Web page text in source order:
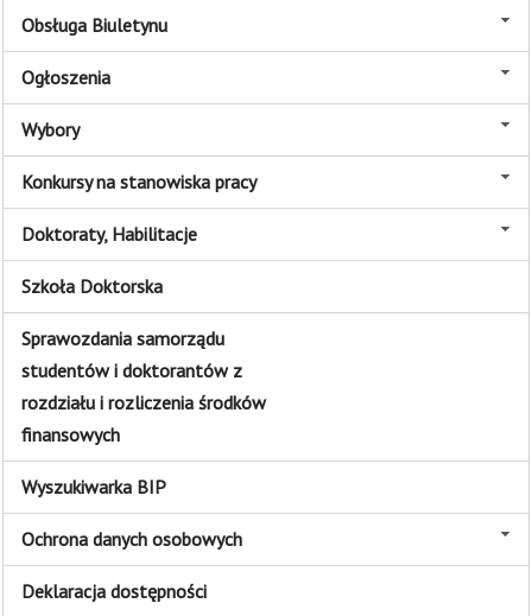
Obsługa Biuletynu
Ogłoszenia
Wybory
Konkursy na stanowiska pracy
Doktoraty, Habilitacje
Szkoła Doktorska
Sprawozdania samorządu
studentów i doktorantów z
rozdziału i rozliczenia środków
finansowych
Wyszukiwarka BIP
Ochrona danych osobowych
Deklaracja dostępności